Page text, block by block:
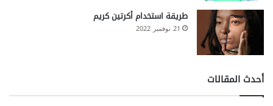
طريقة استخدام أكرتين كريم
21 نوفمبر 2022
أحدث المقالات